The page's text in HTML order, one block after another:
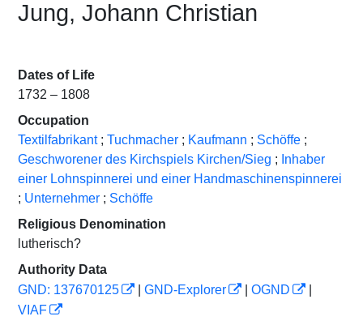
Jung, Johann Christian
Dates of Life
1732 – 1808
Occupation
Textilfabrikant ; Tuchmacher ; Kaufmann ; Schöffe ;
Geschworener des Kirchspiels Kirchen/Sieg ; Inhaber
einer Lohnspinnerei und einer Handmaschinenspinnerei
; Unternehmer ; Schöffe
Religious Denomination
lutherisch?
Authority Data
GND: 137670125
GND-Explorer OGND
VIAF